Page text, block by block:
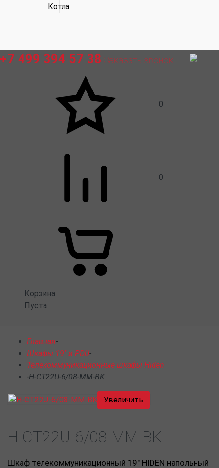
Котла
+7 499 394 57 38 Заказать звонок
0
0
Корзина
Пуста
Главная-
Шкафы 19" и PDU-
Телекоммуникационные шкафы Hiden
-H-CT22U-6/08-MM-BK
Увеличить
H-CT22U-6/08-MM-BK
Шкаф телекоммуникационный 19" HIDEN напольный